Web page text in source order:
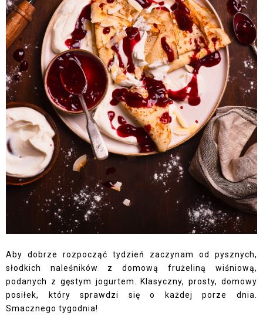
Aby dobrze rozpocząć tydzień zaczynam od pysznych,
słodkich naleśników z domową frużeliną wiśniową,
podanych z gęstym jogurtem. Klasyczny, prosty, domowy
posiłek, który sprawdzi się o każdej porze dnia.
Smacznego tygodnia!